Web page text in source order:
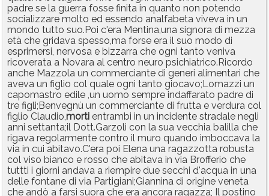
padre se la guerra fosse finita in quanto non potendo
socializzare molto ed essendo analfabeta viveva in un
mondo tutto suo.Poi c'era Mentina,una signora di mezza
età che gridava spesso,ma forse era il suo modo di
esprimersi, nervosa e bizzarra che ogni tanto veniva
ricoverata a Novara al centro neuro psichiatrico.Ricordo
anche Mazzola un commerciante di generi alimentari che
aveva un figlio col quale ogni tanto giocavo;Lomazzi un
capomastro edile ,un uomo sempre indaffarato padre di
tre figli;Benvegnù un commerciante di frutta e verdura col
figlio Claudio,morti entrambi in un incidente stradale negli
anni settanta;il Dott.Garzoli con la sua vecchia balilla che
rigava regolarmente contro il muro quando imboccava la
via in cui abitavo.C'era poi Elena una ragazzotta robusta
col viso bianco e rosso che abitava in via Brofferio che
tuttti i giorni andava a riempire due secchi d'acqua in una
delle fontane di via Partigiani;Giannina di origine veneta
che andò a farsi suora che era ancora ragazza; Il postino